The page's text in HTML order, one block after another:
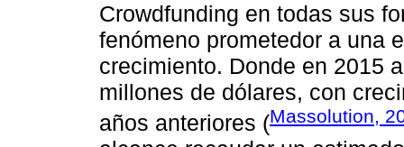
Crowdfunding en todas sus
fenómeno prometedor a una
crecimiento. Donde en 2015
millones de dólares, con
años anteriores (Massolution,